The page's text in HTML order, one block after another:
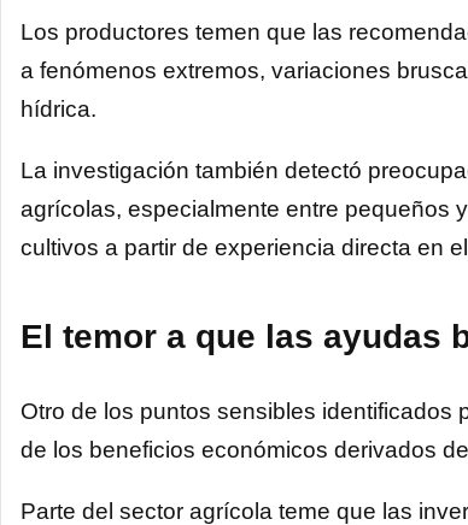
Los productores temen que las
a fenómenos extremos, variaciones
hídrica.
La investigación también detectó
agrícolas, especialmente entre pequeños
cultivos a partir de experiencia directa en
El temor a que las ayudas
Otro de los puntos sensibles identificados
de los beneficios económicos derivados
Parte del sector agrícola teme que las